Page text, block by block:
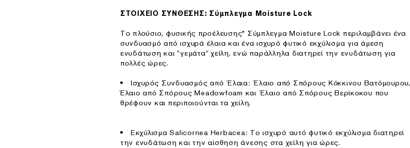
ΣΤΟΙΧΕΙΟ ΣΥΝΘΕΣΗΣ: Σύμπλεγμα Moisture Lock
Το πλούσιο, φυσικής προέλευσης* Σύμπλεγμα Moisture Lock περιλαμβάνει ένα
συνδυασμό από ισχυρά έλαια και ένα ισχυρό φυτικό εκχύλισμα για άμεση
ενυδάτωση και "γεμάτα" χείλη, ενώ παράλληλα διατηρεί την ενυδάτωση για
πολλές ώρες.
Ισχυρός Συνδυασμός από Έλαια: Έλαιο από Σπόρους Κόκκινου Βατόμουρου,
Έλαιο από Σπόρους Meadowfoam και Έλαιο από Σπόρους Βερίκοκου που
θρέφουν και περιποιούνται τα χείλη.
Εκχύλισμα Salicornea Herbacea: Το ισχυρό αυτό φυτικό εκχύλισμα διατηρεί
την ενυδάτωση και την αίσθηση άνεσης στα χείλη για ώρες.